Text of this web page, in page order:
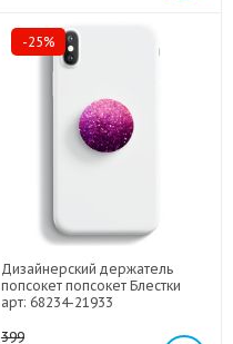
-25%
Дизайнерский держатель
попсокет попсокет Блестки
арт: 68234-21933
399